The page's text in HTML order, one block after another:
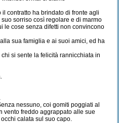
contratto ha brindato di fronte agli
sorriso così regolare e di marmo
le cose senza difetti non convincono
sua famiglia e ai suoi amici, ed ha
si sente la felicità rannicchiata in
con Isabella.
con Isabella.
con Isabella.
con Isabella.
nessuno, coi gomiti poggiati al
vento freddo aggrappato alle sue
suoi occhi calata sul suo capo.